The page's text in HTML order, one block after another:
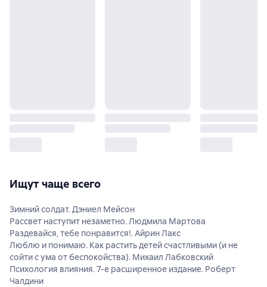
Ищут чаще всего
Зимний солдат. Дэниел Мейсон
Рассвет наступит незаметно. Людмила Мартова
Раздевайся, тебе понравится!. Айрин Лакс
Люблю и понимаю. Как растить детей счастливыми (и не
сойти с ума от беспокойства). Михаил Лабковский
Психология влияния. 7-е расширенное издание. Роберт
Чалдини